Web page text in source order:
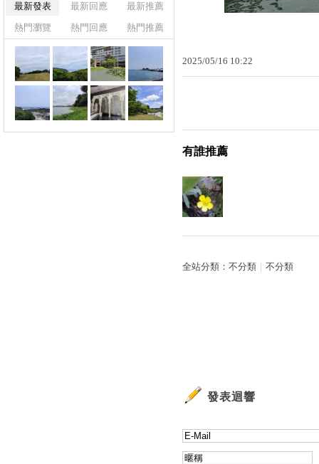
2025/05/16 10:22
有誰推薦
全站分類： 不分類 不分類
發表迴響
最新發表 最新回應
最新推薦
熱門瀏覽
熱門回應 熱門推薦